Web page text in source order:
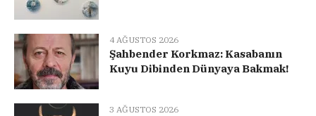
4 AĞUSTOS 2026
Şahbender Korkmaz: Kasabanın
Kuyu Dibinden Dünyaya Bakmak!
3 AĞUSTOS 2026